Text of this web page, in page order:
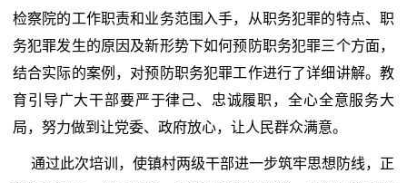
检察院的工作职责和业务范围入手，从职务犯罪的特点、职
务犯罪发生的原因及新形势下如何预防职务犯罪三个方面，
结合实际的案例，对预防职务犯罪工作进行了详细讲解。教
育引导广大干部要严于律己、忠诚履职，全心全意服务大
局，努力做到让党委、政府放心，让人民群众满意。
通过此次培训，使镇村两级干部进一步筑牢思想防线，正